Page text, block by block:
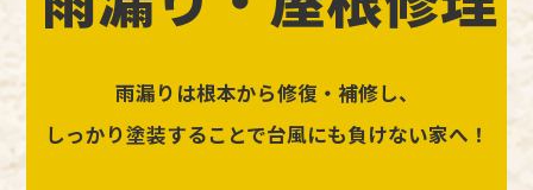
雨漏りは根本から修復・補修し、
しっかり塗装することで台風にも負けない家へ！